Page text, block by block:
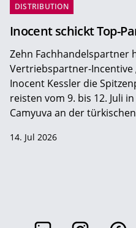
DISTRIBUTION
Inocent schickt Top-
Zehn Fachhandelspartner
Vertriebspartner-Incentive
Inocent Kessler die
reisten vom 9. bis 12. Juli
Camyuva an der
14. Jul 2026